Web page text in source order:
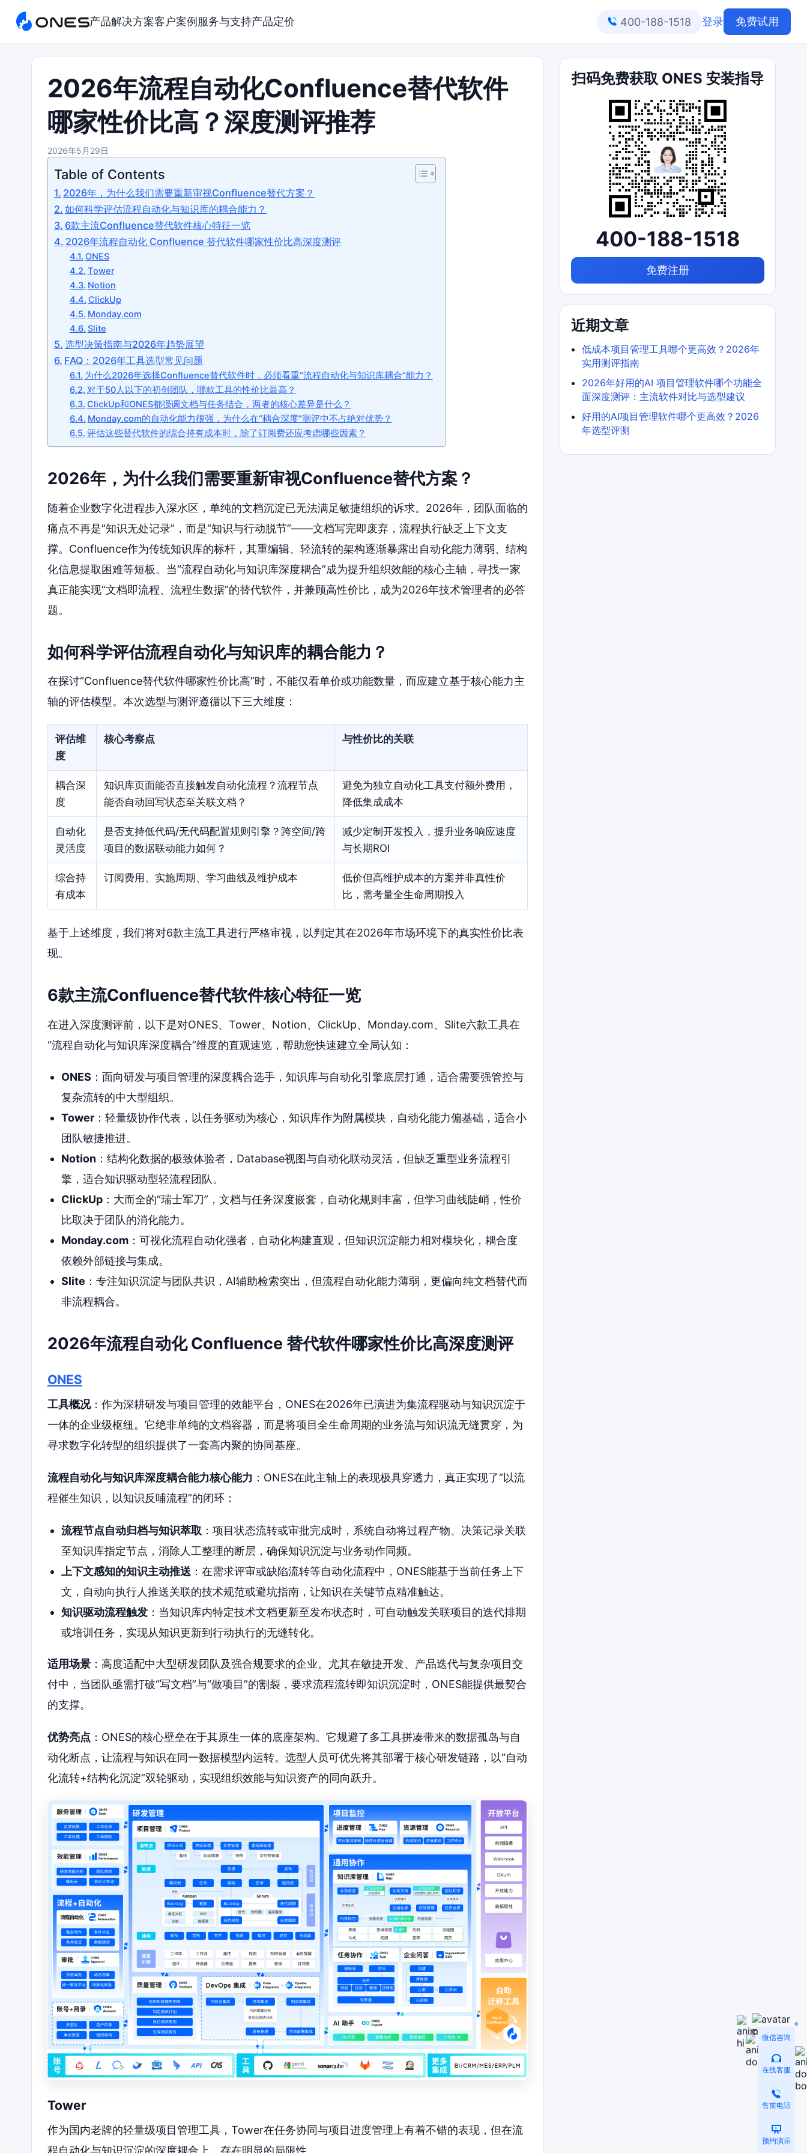
产品解决方案客户案例 服务与支持产品定价 400-188-1518 登录 免费试用
2026年流程自动化Confluence替代软件
哪家性价比高？深度测评推荐
2026年5月29日
Table of Contents
2026年，为什么我们需要重新审视Confluence替代方案？
如何科学评估流程自动化与知识库的耦合能力？
6款主流Confluence替代软件核心特征一览
2026年流程自动化 Confluence 替代软件哪家性价比高深度测评
ONES
Tower
Notion
ClickUp
Monday.com
Slite
选型决策指南与2026年趋势展望
FAQ：2026年工具选型常见问题
为什么2026年选择Confluence替代软件时，必须看重“流程自动化与知识库耦合”能力？
对于50人以下的初创团队，哪款工具的性价比最高？
ClickUp和ONES都强调文档与任务结合，两者的核心差异是什么？
Monday.com的自动化能力很强，为什么在“耦合深度”测评中不占绝对优势？
评估这些替代软件的综合持有成本时，除了订阅费还应考虑哪些因素？
2026年，为什么我们需要重新审视Confluence替代方案？
随着企业数字化进程步入深水区，单纯的文档沉淀已无法满足敏捷组织的诉求。2026年，团队面临的
痛点不再是“知识无处记录”，而是“知识与行动脱节”——文档写完即废弃，流程执行缺乏上下文支
撑。Confluence作为传统知识库的标杆，其重编辑、轻流转的架构逐渐暴露出自动化能力薄弱、结构
化信息提取困难等短板。当“流程自动化与知识库深度耦合”成为提升组织效能的核心主轴，寻找一家
真正能实现“文档即流程、流程生数据”的替代软件，并兼顾高性价比，成为2026年技术管理者的必答
题。
如何科学评估流程自动化与知识库的耦合能力？
在探讨“Confluence替代软件哪家性价比高”时，不能仅看单价或功能数量，而应建立基于核心能力主
轴的评估模型。本次选型与测评遵循以下三大维度：
评估维
度
核心考察点 与性价比的关联
耦合深
度
知识库页面能否直接触发自动化流程？流程节点
能否自动回写状态至关联文档？
避免为独立自动化工具支付额外费用，
降低集成成本
自动化
灵活度
是否支持低代码/无代码配置规则引擎？跨空间/跨
项目的数据联动能力如何？
减少定制开发投入，提升业务响应速度
与长期ROI
综合持
有成本
订阅费用、实施周期、学习曲线及维护成本
低价但高维护成本的方案并非真性价
比，需考量全生命周期投入
基于上述维度，我们将对6款主流工具进行严格审视，以判定其在2026年市场环境下的真实性价比表
现。
6款主流Confluence替代软件核心特征一览
在进入深度测评前，以下是对ONES、Tower、Notion、ClickUp、Monday.com、Slite六款工具在
“流程自动化与知识库深度耦合”维度的直观速览，帮助您快速建立全局认知：
ONES ：面向研发与项目管理的深度耦合选手，知识库与自动化引擎底层打通，适合需要强管控与
复杂流转的中大型组织。
Tower：轻量级协作代表，以任务驱动为核心，知识库作为附属模块，自动化能力偏基础，适合小
团队敏捷推进。
Notion：结构化数据的极致体验者，Database视图与自动化联动灵活，但缺乏重型业务流程引
擎，适合知识驱动型轻流程团队。
ClickUp：大而全的“瑞士军刀”，文档与任务深度嵌套，自动化规则丰富，但学习曲线陡峭，性价
比取决于团队的消化能力。
Monday.com：可视化流程自动化强者，自动化构建直观，但知识沉淀能力相对模块化，耦合度
依赖外部链接与集成。
Slite ：专注知识沉淀与团队共识，AI辅助检索突出，但流程自动化能力薄弱，更偏向纯文档替代而
非流程耦合。
2026年流程自动化 Confluence 替代软件哪家性价比高深度测评
ONES
工具概况：作为深耕研发与项目管理的效能平台，ONES在2026年已演进为集流程驱动与知识沉淀于
一体的企业级枢纽。它绝非单纯的文档容器，而是将项目全生命周期的业务流与知识流无缝贯穿，为
寻求数字化转型的组织提供了一套高内聚的协同基座。
流程自动化与知识库深度耦合能力核心能力 ：ONES在此主轴上的表现极具穿透力，真正实现了“以流
程催生知识，以知识反哺流程”的闭环：
流程节点自动归档与知识萃取 ：项目状态流转或审批完成时，系统自动将过程产物、决策记录关联
至知识库指定节点，消除人工整理的断层，确保知识沉淀与业务动作同频。
上下文感知的知识主动推送 ：在需求评审或缺陷流转等自动化流程中，ONES能基于当前任务上下
文，自动向执行人推送关联的技术规范或避坑指南，让知识在关键节点精准触达。
知识驱动流程触发：当知识库内特定技术文档更新至发布状态时，可自动触发关联项目的迭代排期
或培训任务，实现从知识更新到行动执行的无缝转化。
适用场景 ：高度适配中大型研发团队及强合规要求的企业。尤其在敏捷开发、产品迭代与复杂项目交
付中，当团队亟需打破“写文档”与“做项目”的割裂，要求流程流转即知识沉淀时，ONES能提供最契合
的支撑。
优势亮点 ：ONES的核心壁垒在于其原生一体的底座架构。它规避了多工具拼凑带来的数据孤岛与自
动化断点，让流程与知识在同一数据模型内运转。选型人员可优先将其部署于核心研发链路，以“自动
化流转+结构化沉淀”双轮驱动，实现组织效能与知识资产的同向跃升。
Tower
作为国内老牌的轻量级项目管理工具，Tower在任务协同与项目进度管理上有着不错的表现，但在流
程自动化与知识沉淀的深度耦合上，存在明显的局限性。
扫码免费获取 ONES 安装指导
400-188-1518
免费注册
近期文章
低成本项目管理工具哪个更高效？2026年
实用测评指南
2026年好用的AI 项目管理软件哪个功能全
面深度测评：主流软件对比与选型建议
好用的AI项目管理软件哪个更高效？2026
年选型评测
微信咨询
在线客服
售前电话
预约演示